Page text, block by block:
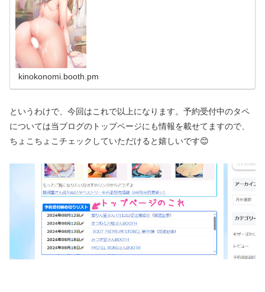
kinokonomi.booth.pm
というわけで、今回はこれで以上になります。予約受付中のタペ
については当ブログのトップページにも情報を載せてますので、
ちょこちょこチェックしていただけると嬉しいです😊